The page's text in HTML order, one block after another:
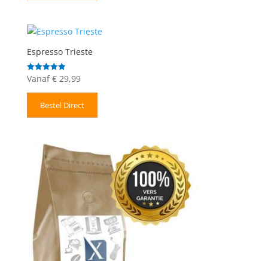
Espresso Trieste
Gewaardeerd
5.00
uit 5
Vanaf €29,99
Bestel Direct